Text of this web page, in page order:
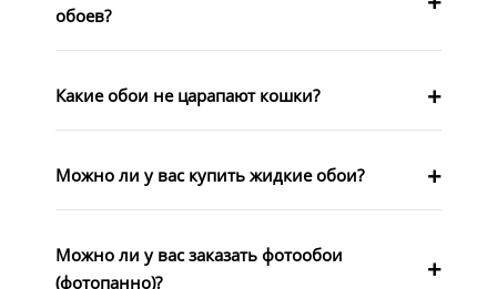
обоев?
Какие обои не царапают кошки?
Можно ли у вас купить жидкие обои?
Можно ли у вас заказать фотообои
(фотопанно)?